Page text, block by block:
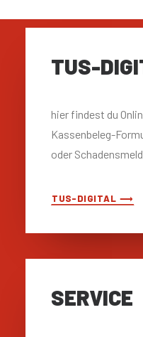
TUS-
hier findest du
Kassenbeleg-
oder
TUS-DIGITAL ⟶
SERVICE